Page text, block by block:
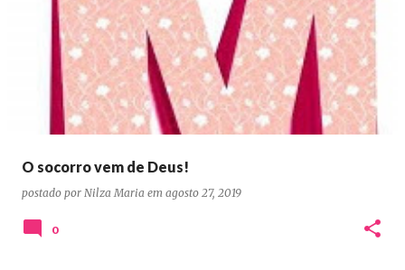
O socorro vem de Deus!
postado por Nilza Maria em agosto 27, 2019
0